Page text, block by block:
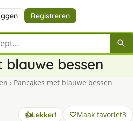
Registreren
blauwe bessen
› Pancakes met blauwe bessen
👍Lekker! Maak favoriet3